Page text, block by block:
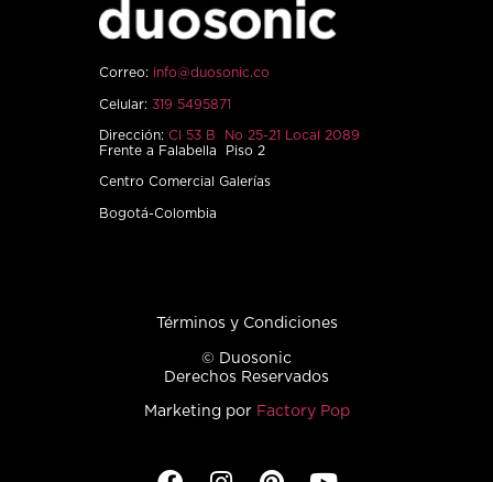
Correo: info@duosonic.co
Celular: 319 5495871
Dirección: Cl 53 B No 25-21 Local 2089
Frente a Falabella Piso 2
Centro Comercial Galerías
Bogotá-Colombia
Términos y Condiciones
© Duosonic
Derechos Reservados
Marketing por Factory Pop